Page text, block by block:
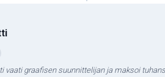
vaati graafisen suunnittelijan ja maksoi